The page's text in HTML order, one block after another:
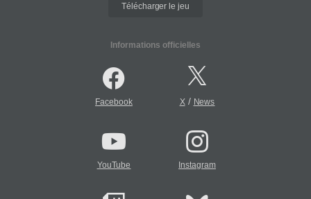
Télécharger le jeu
Informations officielles
Facebook X/ News
YouTube Instagram